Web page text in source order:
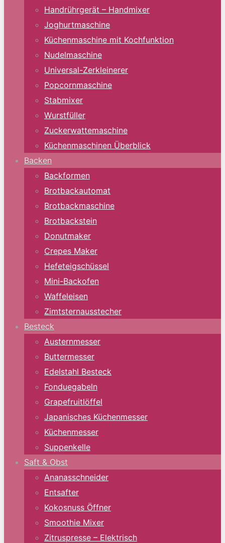
Handrührgerät – Handmixer
Joghurtmaschine
Küchenmaschine mit Kochfunktion
Nudelmaschine
Universal-Zerkleinerer
Popcornmaschine
Stabmixer
Wurstfüller
Zuckerwattemaschine
Küchenmaschinen Überblick
Backen
Backformen
Brotbackautomat
Brotbackmaschine
Brotbackstein
Donutmaker
Crepes Maker
Hefeteigschüssel
Mini-Backofen
Waffeleisen
Zimtsternausstecher
Besteck
Austernmesser
Buttermesser
Edelstahl Besteck
Fonduegabeln
Grapefruitlöffel
Japanisches Küchenmesser
Küchenmesser
Suppenkelle
Saft & Obst
Ananasschneider
Entsafter
Kokosnuss Öffner
Smoothie Mixer
Zitruspresse – Elektrisch